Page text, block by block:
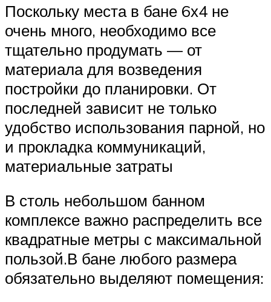
Поскольку места в бане 6х4 не
очень много, необходимо все
тщательно продумать — от
материала для возведения
постройки до планировки. От
последней зависит не только
удобство использования парной, но
и прокладка коммуникаций,
материальные затраты
В столь небольшом банном
комплексе важно распределить все
квадратные метры с максимальной
пользой.В бане любого размера
обязательно выделяют помещения: